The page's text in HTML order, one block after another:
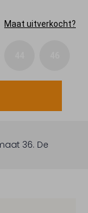
Maat uitverkocht?
36. De